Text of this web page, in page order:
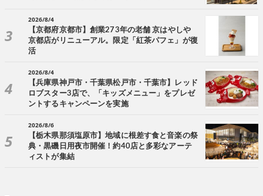
2026/8/4
【京都府京都市】創業273年の老舗 京はやしや
京都店がリニューアル。限定「紅茶パフェ」が復
活
2026/8/4
【兵庫県神戸市・千葉県松戸市・千葉市】レッド
ロブスター3店で、「キッズメニュー」をプレゼ
ントするキャンペーンを実施
2026/8/6
【栃木県那須塩原市】地域に根差す食と音楽の祭
典・黒磯日用夜市開催！約40店と多彩なアーテ
ィストが集結